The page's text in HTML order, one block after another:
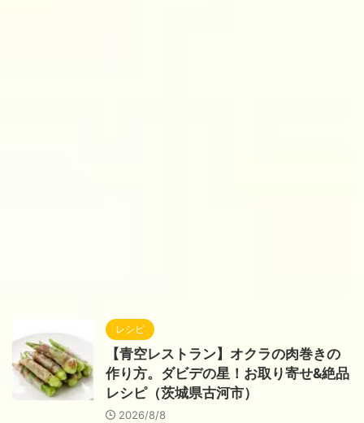
レシピ
【青空レストラン】オクラの肉巻きの
作り方。ダビデの星！お取り寄せ&絶品
レシピ（茨城県古河市）
2026/8/8